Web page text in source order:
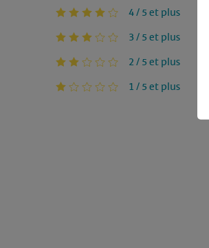
4 / 5 et plus
3 / 5 et plus
2 / 5 et plus
1 / 5 et plus